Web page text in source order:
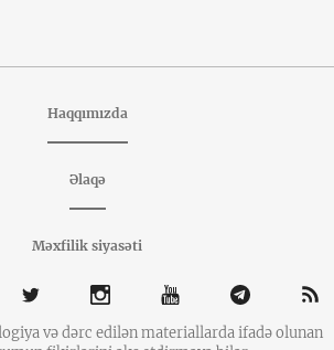
Haqqımızda
Əlaqə
Məxfilik siyasəti
və dərc edilən materiallarda ifadə olunan